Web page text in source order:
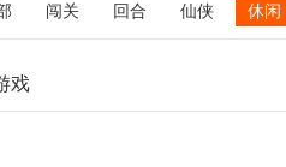
闯关 回合 仙侠 休闲
戏